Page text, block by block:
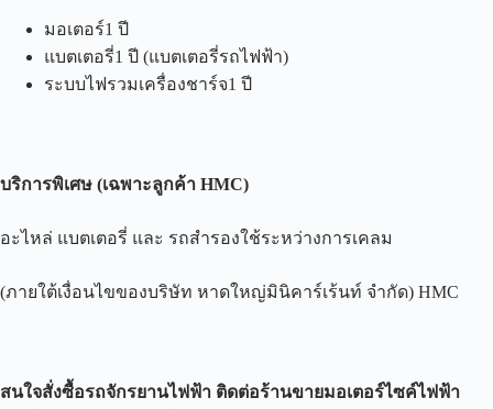
มอเตอร์1 ปี
แบตเตอรี่1 ปี (แบตเตอรี่รถไฟฟ้า)
ระบบไฟรวมเครื่องชาร์จ1 ปี
บริการพิเศษ (เฉพาะลูกค้า HMC)
อะไหล่ แบตเตอรี่ และ รถสำรองใช้ระหว่างการเคลม
(ภายใต้เงื่อนไขของบริษัท หาดใหญ่มินิคาร์เร้นท์ จำกัด) HMC
สนใจสั่งซื้อรถจักรยานไฟฟ้า ติดต่อร้านขายมอเตอร์ไซค์ไฟฟ้า